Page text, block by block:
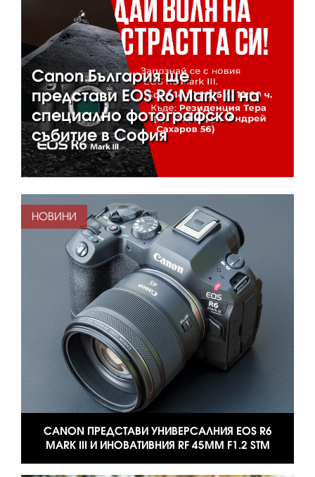
Canon България ще
представи EOS R6 Mark III на
специално фотографско
събитие в София
CANON ПРЕДСТАВИ УНИВЕРСАЛНИЯ EOS R6
MARK III И ИНОВАТИВНИЯ RF 45MM F1.2 STM
НОВИНИ